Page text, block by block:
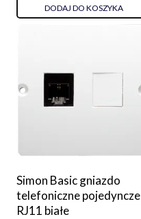
DODAJ DO KOSZYKA
Simon Basic gniazdo
telefoniczne pojedyncze
RJ11 białe